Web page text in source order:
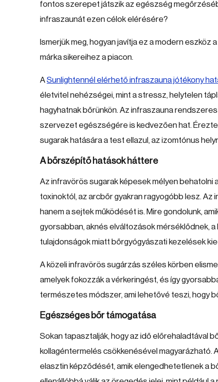
fontos szerepet játszik az egészség
infraszaunát ezen célok elérésére?
Ismerjük meg, hogyan javítja ez a modern eszköz
márka sikereihez a piacon.
ASunlightennél elérhető infraszauna jótékony
életvitel nehézségei, mint a stressz, helytelen
hagyhatnak bőrünkön. Az infraszauna
szervezet egészségére is kedvezően hat.
sugarak hatására a test ellazul, az izomtónus
A bőrszépítő hatások háttere
Az infravörös sugarak képesek mélyen behatolni
toxinoktól, az arcbőr gyakran ragyogóbb lesz.
hanem a sejtek működését is. Mire gondolunk,
gyorsabban, aknés elváltozások mérséklődnek,
tulajdonságok miatt bőrgyógyászati kezelések
A közeli infravörös sugárzás széles körben
amelyek fokozzák a vérkeringést, és így
természetes módszer, ami lehetővé teszi, hogy
Egészséges bőr támogatása
Sokan tapasztalják, hogy az idő előrehaladtával
kollagéntermelés csökkenésével magyarázható.
elasztin képződését, amik elengedhetetlenek a